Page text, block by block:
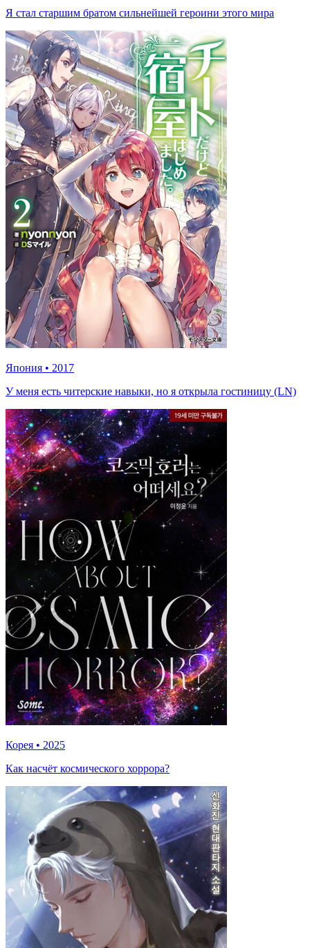
Я стал старшим братом сильнейшей героини этого мира
Япония • 2017
У меня есть читерские навыки, но я открыла гостиницу (LN)
Корея • 2025
Как насчёт космического хоррора?